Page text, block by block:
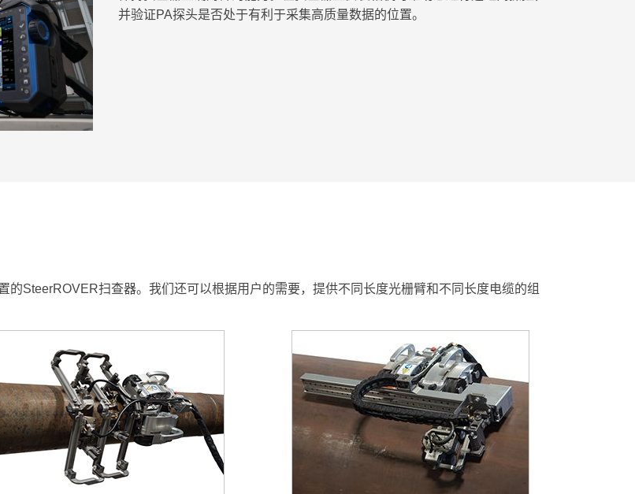
并验证PA探头是否处于有利于采集高质量数据的位置。
SteerROVER扫查器。我们还可以根据用户的需要，提供不同长度光栅臂和不同长度电缆的组